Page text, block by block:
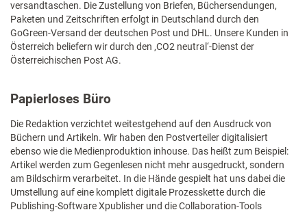
versandtaschen. Die Zustellung von Briefen, Büchersendungen,
Paketen und Zeitschriften erfolgt in Deutschland durch den
GoGreen-Versand der deutschen Post und DHL. Unsere Kunden in
Österreich beliefern wir durch den ‚CO2 neutral‘-Dienst der
Österreichischen Post AG.
Papierloses Büro
Die Redaktion verzichtet weitestgehend auf den Ausdruck von
Büchern und Artikeln. Wir haben den Postverteiler digitalisiert
ebenso wie die Medienproduktion inhouse. Das heißt zum Beispiel:
Artikel werden zum Gegenlesen nicht mehr ausgedruckt, sondern
am Bildschirm verarbeitet. In die Hände gespielt hat uns dabei die
Umstellung auf eine komplett digitale Prozesskette durch die
Publishing-Software Xpublisher und die Collaboration-Tools